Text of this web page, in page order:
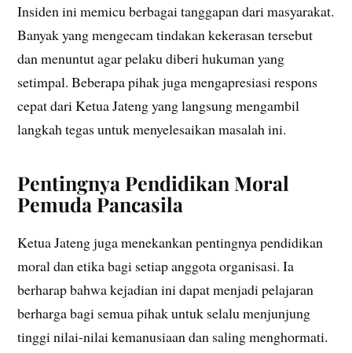
Insiden ini memicu berbagai tanggapan dari masyarakat.
Banyak yang mengecam tindakan kekerasan tersebut
dan menuntut agar pelaku diberi hukuman yang
setimpal. Beberapa pihak juga mengapresiasi respons
cepat dari Ketua Jateng yang langsung mengambil
langkah tegas untuk menyelesaikan masalah ini.
Pentingnya Pendidikan Moral
Pemuda Pancasila
Ketua Jateng juga menekankan pentingnya pendidikan
moral dan etika bagi setiap anggota organisasi. Ia
berharap bahwa kejadian ini dapat menjadi pelajaran
berharga bagi semua pihak untuk selalu menjunjung
tinggi nilai-nilai kemanusiaan dan saling menghormati.